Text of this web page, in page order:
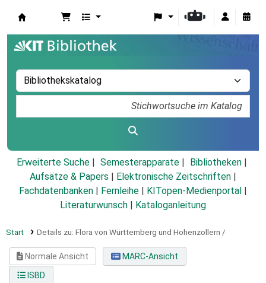
Erweiterte Suche Semesterapparate
Bibliotheken
Aufsätze & Papers
Elektronische Zeitschriften
Fachdatenbanken
Fernleihe KITopen-Medienportal
Literaturwunsch
Kataloganleitung
Start Details zu: Flora von Württemberg und Hohenzollern /
Normale Ansicht
MARC-Ansicht
ISBD